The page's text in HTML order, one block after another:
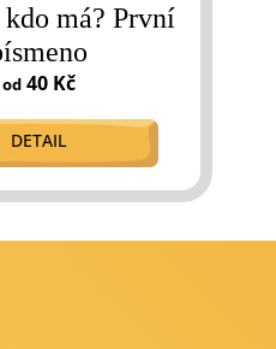
kdo má? První
od40 Kč
DETAIL